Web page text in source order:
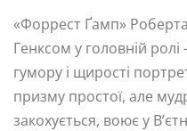
«Форрест Ґамп»
Генксом у головній
гумору і щирості
призму простої, але
закохується, воює у